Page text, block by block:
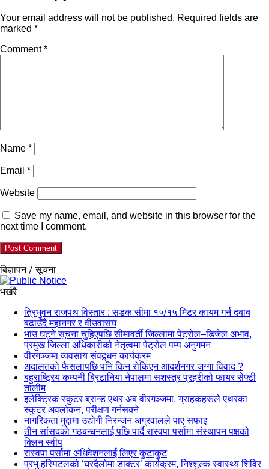
Your email address will not be published. Required fields are
marked *
Comment*
Name *
Email *
Website
Save my name, email, and website in this browser for the
next time I comment.
बिज्ञापन / सूचना
भर्खरै
त्रिभुवन राजपथ विस्तार : सडक सीमा १५/१५ मिटर कायम गर्न दबाब
बढाउँदै महानगर र वीउवासंघ
भाउ घट्ने सूचना चुहिएपछि सीमावर्ती जिल्लामा पेट्रोल–डिजेल अभाव,
प्रमुख जिल्ला अधिकारीको नेतृत्वमा पेट्रोल पम्प अनुगमन
वीरगञ्जमा व्यवसाय संवद्र्धन कार्यक्रम
अदालतको फैसलापछि पनि किन रोकिएन आदर्शनगर जग्गा विवाद ?
बहुराष्ट्रिय कम्पनी ब्रिटानिया नेपालमा सशस्त्र प्रहरीको फायर सेफ्टी
तालीम
इलेक्ट्रिक स्कुटर ब्रान्ड एथर अब वीरगञ्जमा, ग्राहकहरूले एथरका
स्कुटर अवलोकन, परीक्षण गर्नसक्ने
नागरिकता मुद्दामा उद्योगी निरन्जन अग्रवालले पाए सफाइ
तीन सांसदको गठबन्धनलाई पछि पार्दै रास्वपा पर्सामा संस्थापन पक्षको
क्लिन स्वीप
रास्वपा पर्सामा अधिवेशनलाई लिएर कुटाकुट
प्रभु हस्पिटलको ‘घरदैलोमा डाक्टर’ कार्यक्रम, निश्शुल्क स्वास्थ्य शिविर